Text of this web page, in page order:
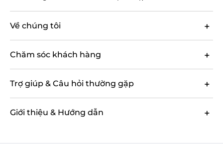
Về chúng tôi
Chăm sóc khách hàng
Trợ giúp & Câu hỏi thường gặp
Giới thiệu & Hướng dẫn